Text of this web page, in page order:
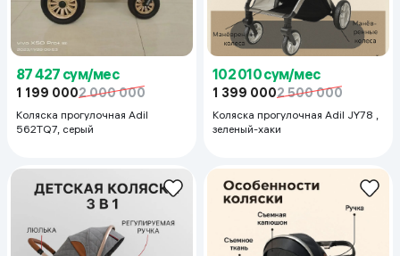
87 427 сум/мес
1 199 0002 000 000
Коляска прогулочная Adil
562TQ7, серый
102 010 сум/мес
1 399 0002 500 000
Коляска прогулочная Adil JY78 ,
зеленый-хаки